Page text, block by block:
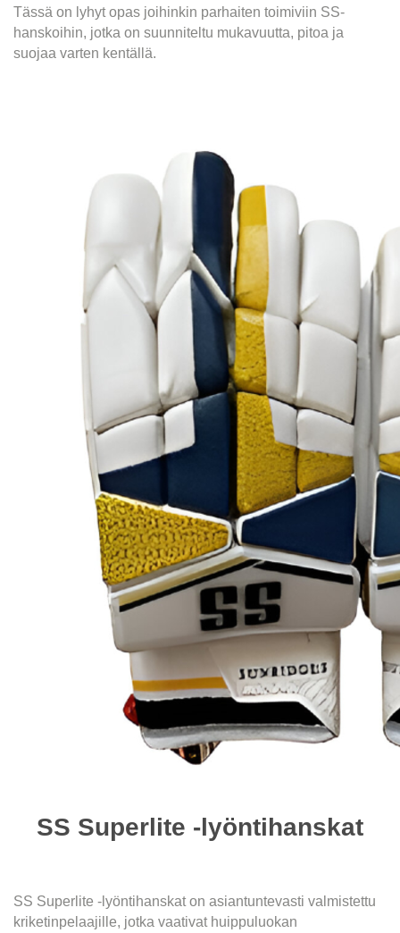
Tässä on lyhyt opas joihinkin parhaiten toimiviin SS-
hanskoihin, jotka on suunniteltu mukavuutta, pitoa ja
suojaa varten kentällä.
SS Superlite -lyöntihanskat
SS Superlite -lyöntihanskat on asiantuntevasti valmistettu
kriketinpelaajille, jotka vaativat huippuluokan